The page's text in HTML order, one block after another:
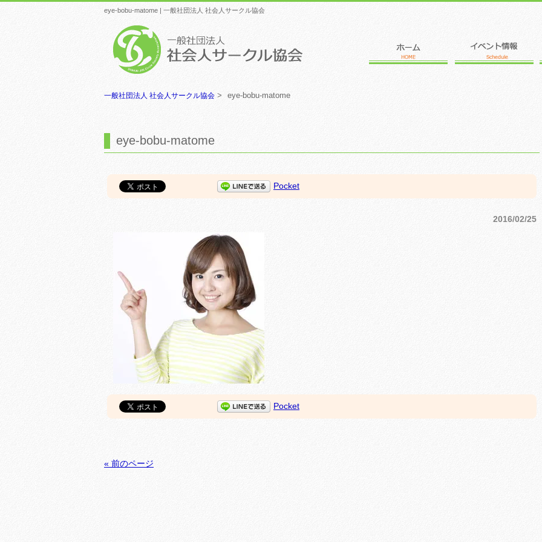
eye-bobu-matome | 一般社団法人 社会人サークル協会
一般社団法人 社会人サークル協会 > eye-bobu-matome
eye-bobu-matome
Pocket
2016/02/25
Pocket
« 前のページ